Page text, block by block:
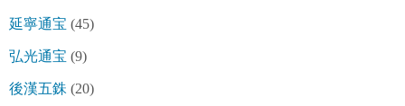
延寧通宝 (45)
弘光通宝 (9)
後漢五銖 (20)